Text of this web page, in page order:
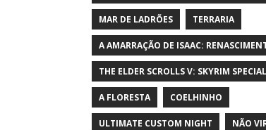
MAR DE LADRÕES TERRARIA
A AMARRAÇÃO DE ISAAC:
THE ELDER SCROLLS V: SKYRIM
A FLORESTA COELHINHO
ULTIMATE CUSTOM NIGHT NÃO